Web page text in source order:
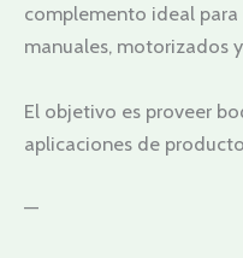
complemento ideal
manuales, motorizados
El objetivo es proveer
aplicaciones de
—